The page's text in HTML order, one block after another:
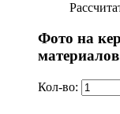
Фото на
материалов
Кол-во: